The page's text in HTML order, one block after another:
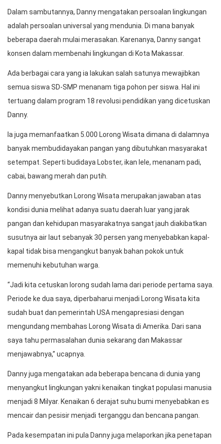
Dalam sambutannya, Danny mengatakan persoalan lingkungan
adalah persoalan universal yang mendunia. Di mana banyak
beberapa daerah mulai merasakan. Karenanya, Danny sangat
konsen dalam membenahi lingkungan di Kota Makassar.
Ada berbagai cara yang ia lakukan salah satunya mewajibkan
semua siswa SD-SMP menanam tiga pohon per siswa. Hal ini
tertuang dalam program 18 revolusi pendidikan yang dicetuskan
Danny.
Ia juga memanfaatkan 5.000 Lorong Wisata dimana di dalamnya
banyak membudidayakan pangan yang dibutuhkan masyarakat
setempat. Seperti budidaya Lobster, ikan lele, menanam padi,
cabai, bawang merah dan putih.
Danny menyebutkan Lorong Wisata merupakan jawaban atas
kondisi dunia melihat adanya suatu daerah luar yang jarak
pangan dan kehidupan masyarakatnya sangat jauh diakibatkan
susutnya air laut sebanyak 30 persen yang menyebabkan kapal-
kapal tidak bisa mengangkut banyak bahan pokok untuk
memenuhi kebutuhan warga.
“Jadi kita cetuskan lorong sudah lama dari periode pertama saya.
Periode ke dua saya, diperbaharui menjadi Lorong Wisata kita
sudah buat dan pemerintah USA mengapresiasi dengan
mengundang membahas Lorong Wisata di Amerika. Dari sana
saya tahu permasalahan dunia sekarang dan Makassar
menjawabnya,” ucapnya.
Danny juga mengatakan ada beberapa bencana di dunia yang
menyangkut lingkungan yakni kenaikan tingkat populasi manusia
menjadi 8 Milyar. Kenaikan 6 derajat suhu bumi menyebabkan es
mencair dan pesisir menjadi terganggu dan bencana pangan.
Pada kesempatan ini pula Danny juga melaporkan jika penetapan